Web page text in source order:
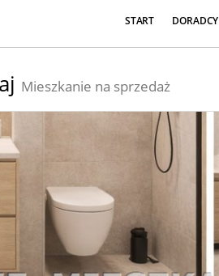
START DORADCY
Mieszkanie na sprzedaż